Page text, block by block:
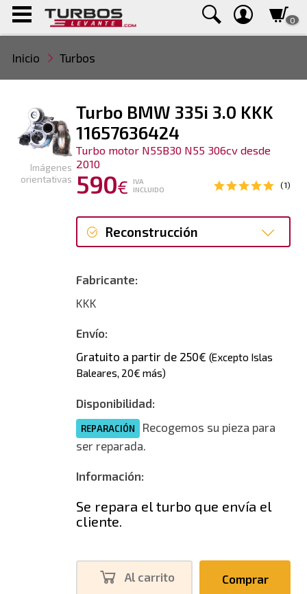
0
Inicio Turbos
Turbo BMW 335i 3.0 KKK
11657636424
Turbo motor N55B30 N55 306cv desde
2010
590€
IVA
INCLUIDO
(1)
Reconstrucción
Fabricante:
KKK
Envío:
Gratuito a partir de 250€ (Excepto Islas
Baleares, 20€ más)
Disponibilidad:
REPARACIÓN
Recogemos su pieza para
ser reparada.
Información:
Se repara el turbo que envía el
cliente.
Al carrito Comprar
Imágenes
orientativas